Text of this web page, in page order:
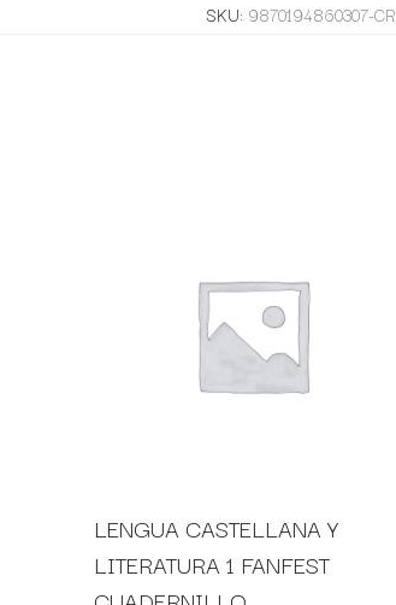
SKU: 9870194860307-CR
LENGUA CASTELLANA Y
LITERATURA 1 FANFEST